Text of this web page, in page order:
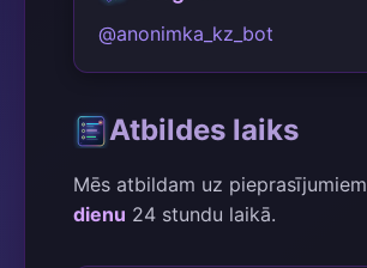
@anonimka_kz_bot
Atbildes laiks
Mēs atbildam uz pieprasījumiem
dienu 24 stundu laikā.